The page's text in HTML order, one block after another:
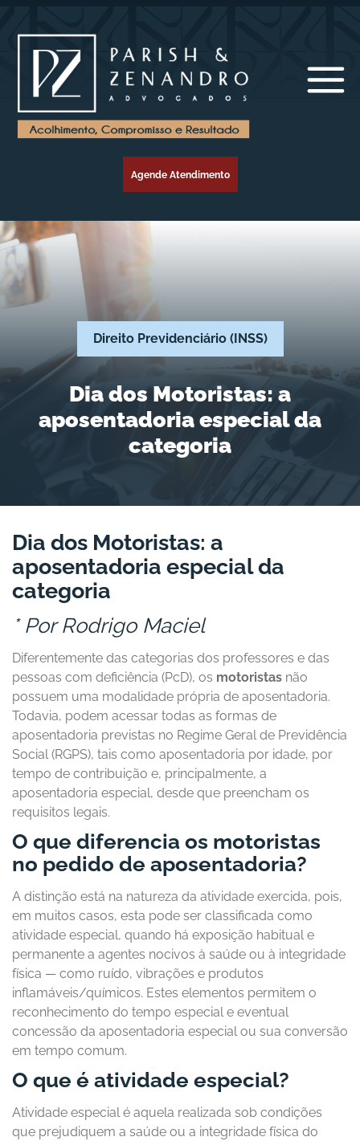
Agende Atendimento
Direito Previdenciário (INSS)
Dia dos Motoristas: a
aposentadoria especial da
categoria
Dia dos Motoristas: a
aposentadoria especial da
categoria
* Por Rodrigo Maciel
Diferentemente das categorias dos professores e das
pessoas com deficiência (PcD), os motoristas não
possuem uma modalidade própria de aposentadoria.
Todavia, podem acessar todas as formas de
aposentadoria previstas no Regime Geral de Previdência
Social (RGPS), tais como aposentadoria por idade, por
tempo de contribuição e, principalmente, a
aposentadoria especial, desde que preencham os
requisitos legais.
O que diferencia os motoristas
no pedido de aposentadoria?
A distinção está na natureza da atividade exercida, pois,
em muitos casos, esta pode ser classificada como
atividade especial, quando há exposição habitual e
permanente a agentes nocivos à saúde ou à integridade
física — como ruído, vibrações e produtos
inflamáveis/químicos. Estes elementos permitem o
reconhecimento do tempo especial e eventual
concessão da aposentadoria especial ou sua conversão
em tempo comum.
O que é atividade especial?
Atividade especial é aquela realizada sob condições
que prejudiquem a saúde ou a integridade física do